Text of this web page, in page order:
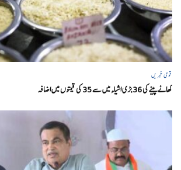
قومی خبریں
کھانے پینے کی 36 بڑی اشیاء میں سے 35 کی قیمتوں میں اضافہ